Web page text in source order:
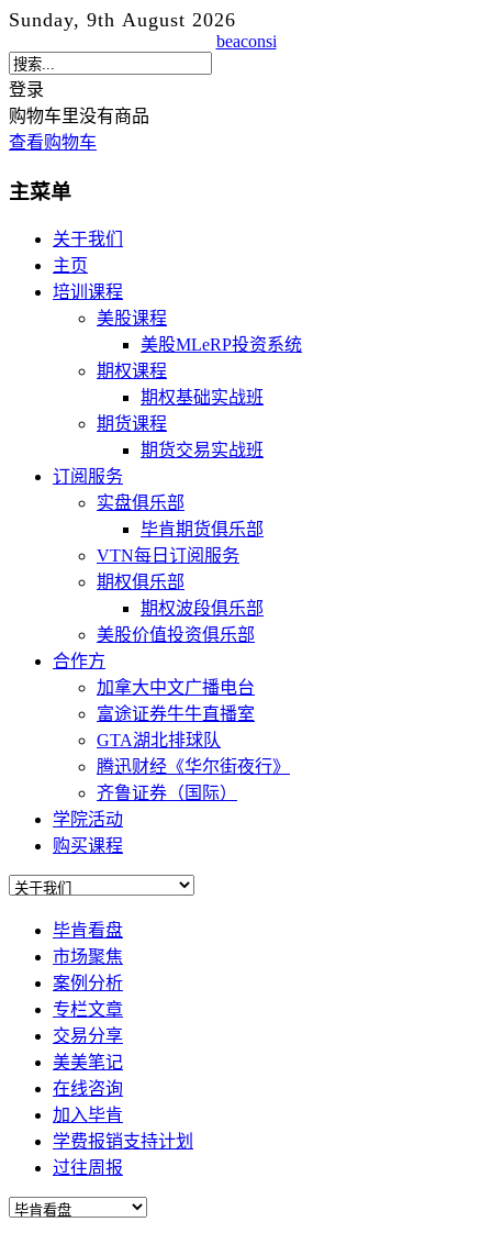
Sunday, 9th August 2026
beaconsi
登录
购物车里没有商品
查看购物车
主菜单
关于我们
主页
培训课程
美股课程
美股MLeRP投资系统
期权课程
期权基础实战班
期货课程
期货交易实战班
订阅服务
实盘俱乐部
毕肯期货俱乐部
VTN每日订阅服务
期权俱乐部
期权波段俱乐部
美股价值投资俱乐部
合作方
加拿大中文广播电台
富途证券牛牛直播室
GTA湖北排球队
腾迅财经《华尔街夜行》
齐鲁证券（国际）
学院活动
购买课程
毕肯看盘
市场聚焦
案例分析
专栏文章
交易分享
美美笔记
在线咨询
加入毕肯
学费报销支持计划
过往周报